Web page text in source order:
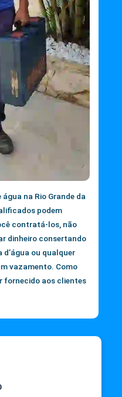
na Rio Grande da
podem
contratá-los, não
dinheiro consertando
d’água ou qualquer
vazamento. Como
fornecido aos clientes